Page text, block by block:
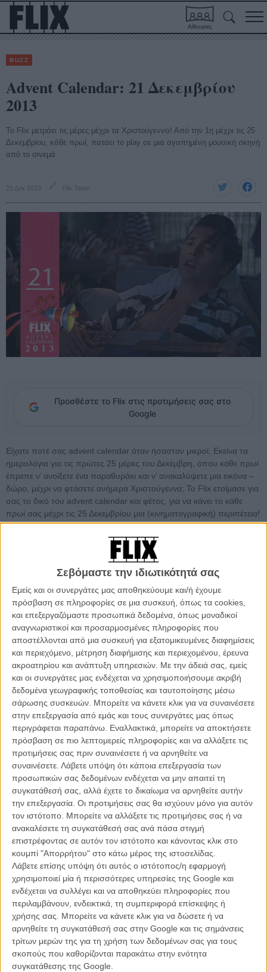
Σεβόμαστε την ιδιωτικότητά σας
Εμείς και οι συνεργάτες μας αποθηκεύουμε και/ή έχουμε
πρόσβαση σε πληροφορίες σε μια συσκευή, όπως τα cookies,
και επεξεργαζόμαστε προσωπικά δεδομένα, όπως μοναδικοί
αναγνωριστικοί και προσαρμοσμένες πληροφορίες που
αποστέλλονται από μια συσκευή για εξατομικευμένες διαφημίσεις
και περιεχόμενο, μέτρηση διαφήμισης και περιεχομένου, έρευνα
ακροατηρίου και ανάπτυξη υπηρεσιών. Με την άδειά σας, εμείς
και οι συνεργάτες μας ενδέχεται να χρησιμοποιήσουμε ακριβή
δεδομένα γεωγραφικής τοποθεσίας και ταυτοποίησης μέσω
σάρωσης συσκευών. Μπορείτε να κάνετε κλικ για να συναινέσετε
στην επεξεργασία από εμάς και τους συνεργάτες μας όπως
περιγράφεται παραπάνω. Εναλλακτικά, μπορείτε να αποκτήσετε
πρόσβαση σε πιο λεπτομερείς πληροφορίες και να αλλάξετε τις
προτιμήσεις σας πριν συναινέσετε ή να αρνηθείτε να
συναινέσετε. Λάβετε υπόψη ότι κάποια επεξεργασία των
προσωπικών σας δεδομένων ενδέχεται να μην απαιτεί τη
συγκατάθεσή σας, αλλά έχετε το δικαίωμα να αρνηθείτε αυτήν
την επεξεργασία. Οι προτιμήσεις σας θα ισχύουν μόνο για αυτόν
τον ιστότοπο. Μπορείτε να αλλάξετε τις προτιμήσεις σας ή να
ανακαλέσετε τη συγκατάθεσή σας ανά πάσα στιγμή
επιστρέφοντας σε αυτόν τον ιστότοπο και κάνοντας κλικ στο
κουμπί "Απορρήτου" στο κάτω μέρος της ιστοσελίδας.
Λάβετε επίσης υπόψη ότι αυτός ο ιστότοπος/η εφαρμογή
χρησιμοποιεί μία ή περισσότερες υπηρεσίες της Google και
ενδέχεται να συλλέγει και να αποθηκεύει πληροφορίες που
περιλαμβάνουν, ενδεικτικά, τη συμπεριφορά επίσκεψης ή
χρήσης σας. Μπορείτε να κάνετε κλικ για να δώσετε ή να
αρνηθείτε τη συγκατάθεσή σας στην Google και τις σημάνσεις
τρίτων μερών της για τη χρήση των δεδομένων σας για τους
σκοπούς που καθορίζονται παρακάτω στην ενότητα
συγκατάθεσης της Google.
Αίθουσες
BUZZ
Advent Calendar: 21 Δεκεμβρίου
2013
Το Flix μετράει τις μέρες μέχρι τα Χριστούγεννα! Από την 1η μέχρι τις 25
Δεκεμβρίου, κάθε πρωί, πατάει το play σε μια αγαπημένη μουσική σκηνή
από το σινεμά.
21 Δεκ 2013 Flix Team
Προσθέστε το Flix στις προτιμήσεις σας στο
Google
Είχατε ποτέ σας advent calendar όταν ήσασταν μικροί; Εκείνα τα
ημερολόγια για τις πρώτες 25 μέρες του Δεκέμβρη, όπου κάθε πρωί
έπρεπε ν’ ανοίξετε ένα παραθυράκι και ν’ ανακαλύψετε μια εικόνα –
δώρο, μέχρι να φτάσετε ανήμερα Χριστούγεννα; Το Flix ετοίμασε για
σας το δικό του advent calendar και φέτος, για να κάνει το κάθε
πρωί σας μέχρι τις 25 Δεκεμβρίου μια (κινηματογραφική) περιπέτεια!
Από την Κυριακή, 1η Δεκεμβρίου και κάθε πρωί, χωρίς εξαιρέσεις, το
Flix σας κάνει «δώρο» μια μουσική σκηνή από το σινεμά, στο…
πνεύμα των ημερών. Κάθε μέρα, με τον πρωινό σας καφέ ή τη
βραδινή σας χαλάρωση, δείτε μια από τις πιο «μουσικές» σκηνές
του σινεμά που έχουμε αγαπήσει ή που σας προτείνουμε:
κινηματογραφικές στιγμές γεμάτες μελωδίες, τραγούδια που
γνωρίσαμε σε ταινίες και κρατήσαμε κοντά μας, νότες και στίχους
που μιλούν πιο καθαρά από το καλύτερο σενάριο! Για 25 μέρες, το
Flix σας χαρίζει μια μουσική σκηνή από το σινεμά, για να λέμε
καλημέρα ως τα Χριστούγεννα!
Σήμερα πατάμε play στo «Cry-Baby» του Τζον Γουότερς
Χριστούγεννα χωρίς Τζον Γουότερς δε γίνονται, ούτε και
οποιαδήποτε άλλη εποχή του χρόνου για την ακρίβεια! Το 1990, ο
σκηνοθέτης από τη Βαλτιμόρη έκανε το δικό του teenage angst
μιούζικαλ, μια πληθωρική μεταφορά της χρυσής εποχής του ’50,
αλλά υπέροχα διαβρωμένη και αιρετική. Ο Τζόνι Ντεπ είναι ο
Γουέιντ, με την πρωτοφανή ικανότητα να χύνει ένα μόνο δάκρυ,
ένας «επαναστάτης χωρίς αιτία», ηγετικό μέλος της συμμορίας των
κακών παιδιών, των «drapes», που ερωτεύεται την καλοβαλμένη
και αθώα Αλισον, που ξεκάθαρα ανήκει στους καθώς πρέπει
«squares», αλλά θέλει πολύ να επαναστατήσει επίσης. Το ρομάντζο
τους θα χρειαστεί να υπερβεί τα μεγαλύτερα εμπόδια και
ταυτόχρονα θα φέρει μεγάλες ταραχές στη μικρή τους πόλη. Δίπλα
στον Τζόνι Ντεπ και την Εϊμι Λοκέιν, δε λείπουν φαντασμαγορικές
εμφανίσεις από αγαπημένες μορφές σαν τον Ιγκι Ποπ, την Τρέισι
Λορντς, τον Τζο Νταλεσάντρο και την Πάτι Χερστ. Στη σκηνή που
ακολουθεί, ο Γουέιντ είναι κλεισμένος στη φυλακή και τραγουδά σε
απόλυτη αρμονία φωνητικών με τους συγκρατούμενούς του, ενώ η
Αλισον κλαίει πικρά μόνη στο σπίτι. Κι αν κάποτε κι εσείς κλάψετε
για κάποιον, μην ξεχάστε να φυλάξετε τα δάκρυά σας σε βαζάκι.
Ποτέ δεν ξέρεις σε τι μπορεί να χρειαστούν!
infoCry-Baby / 1990 / σκηνοθεσία, σενάριο: Τζον Γουότερς /
Φωτογραφία: Ντέιβιντ Ινσλεϊ / Μοντάζ: Τζάνις Χάμπτον / Μουσική: